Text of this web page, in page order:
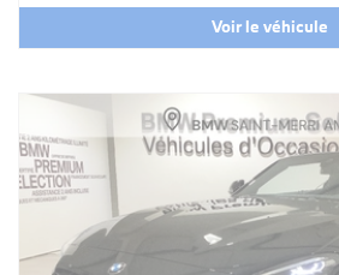
Voir le véhicule